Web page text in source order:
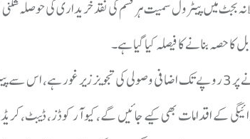
کا حصہ بنانے کا فیصلہ کیا گیا ہے۔
پیٹرول پمپ سے نقد تیل خریدنے پر 3 روپے تک اضافی وصولی کی تجویز
کے اقدامات بھی کیے جائیں گے، کیو آر کوڈز، ڈیبٹ،